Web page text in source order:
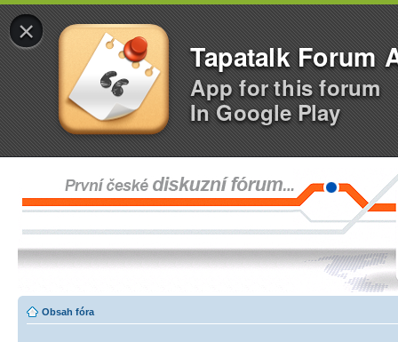
×
Tapatalk Forum
App for this forum
In Google Play
Obsah fóra